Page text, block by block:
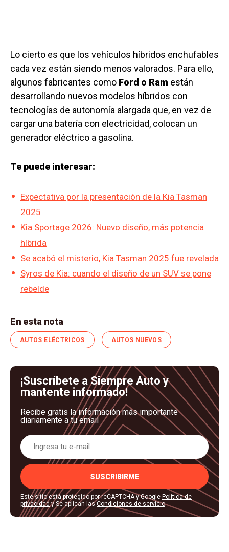
Lo cierto es que los vehículos híbridos enchufables
cada vez están siendo menos valorados. Para ello,
algunos fabricantes como Ford o Ram están
desarrollando nuevos modelos híbridos con
tecnologías de autonomía alargada que, en vez de
cargar una batería con electricidad, colocan un
generador eléctrico a gasolina.
Te puede interesar:
Expectativa por la presentación de la Kia Tasman
2025
Kia Sportage 2026: Nuevo diseño, más potencia
híbrida
Se acabó el misterio, Kia Tasman 2025 fue revelada
Syros de Kia: cuando el diseño de un SUV se pone
rebelde
En esta nota
AUTOS ELÉCTRICOS AUTOS NUEVOS
¡Suscríbete a Siempre Auto y
mantente informado!
Recibe gratis la información más importante
diariamente a tu email
SUSCRIBIRME
Este sitio está protegido por reCAPTCHA y Google Política de
privacidad y Se aplican lasCondiciones de servicio.